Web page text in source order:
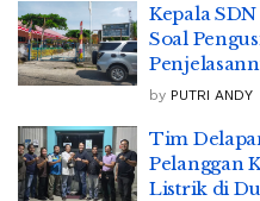
Kepala
Soal
by PUTRI ANDY
Tim
Pelanggan
Listrik di